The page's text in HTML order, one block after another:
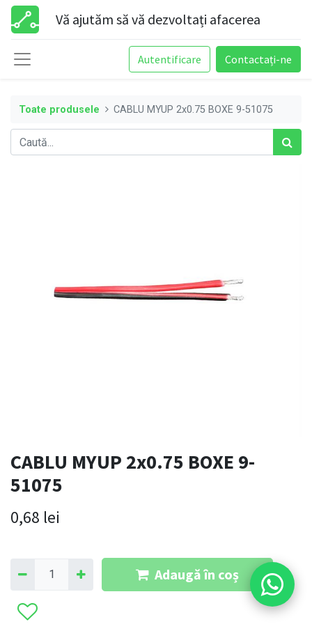
Vă ajutăm să vă dezvoltați afacerea
Autentificare Contactați-ne
Toate produsele CABLU MYUP 2x0.75 BOXE 9-51075
CABLU MYUP 2x0.75 BOXE 9-
51075
0,68 lei
Adaugă în coș